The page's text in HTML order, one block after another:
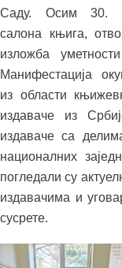
Саду. Осим 30.
салона књига,
изложба
Манифестација
из области
издаваче из
издаваче са
националних
погледали су
издавачима и
сусрете.